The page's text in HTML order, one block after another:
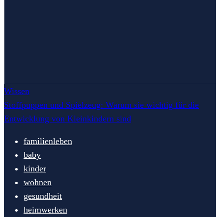
Wissen
Stoffpuppen und Spielzeug: Warum sie wichtig für die
Entwicklung von Kleinkindern sind
familienleben
baby
kinder
wohnen
gesundheit
heimwerken